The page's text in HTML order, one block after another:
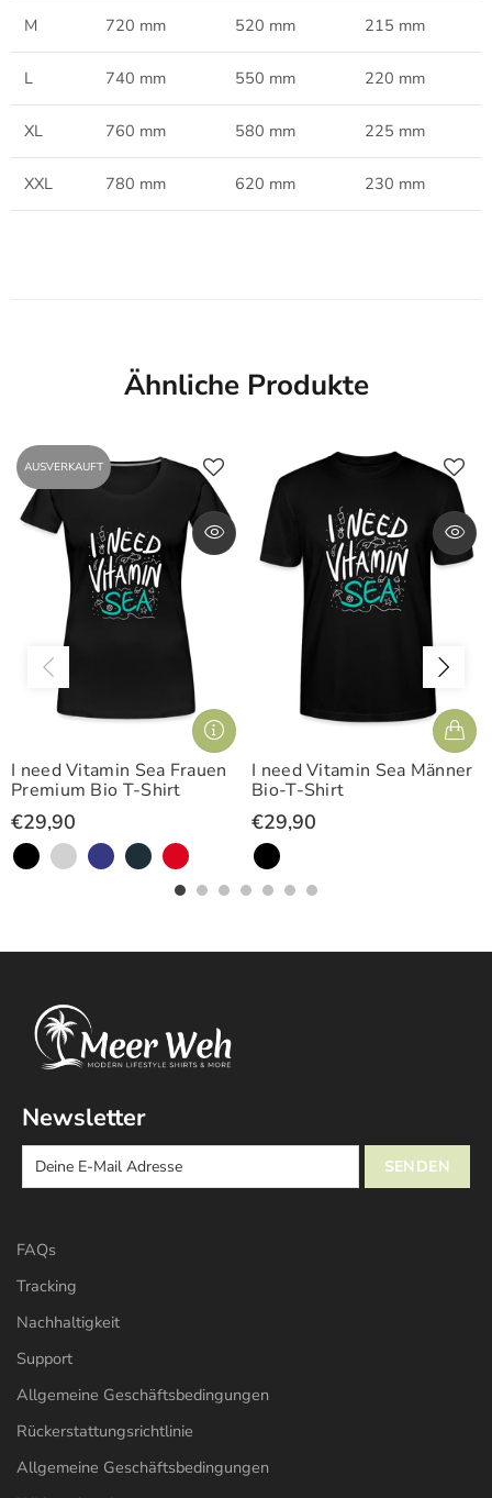
M 720 mm 520 mm 215 mm
L 740 mm 550 mm 220 mm
XL 760 mm 580 mm 225 mm
XXL 780 mm 620 mm 230 mm
Ähnliche Produkte
AUSVERKAUFT
I need Vitamin Sea Frauen
Premium Bio T-Shirt
€29,90
I need Vitamin Sea Männer
Bio-T-Shirt
€29,90
Newsletter
FAQs
Tracking
Nachhaltigkeit
Support
Allgemeine Geschäftsbedingungen
Rückerstattungsrichtlinie
Allgemeine Geschäftsbedingungen